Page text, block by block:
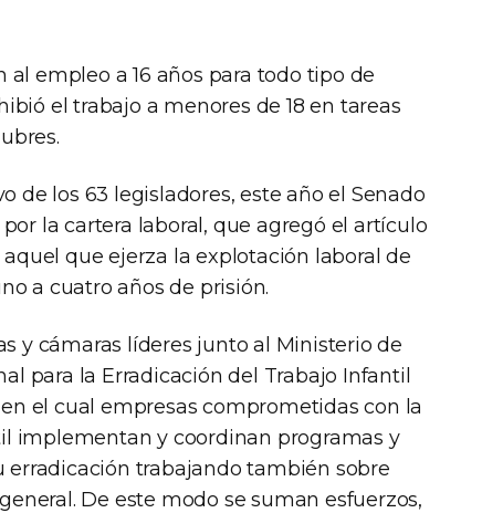
empleo a 16 años para todo tipo de
el trabajo a menores de 18 en tareas
de los 63 legisladores, este año el Senado
la cartera laboral, que agregó el artículo
que ejerza la explotación laboral de
a cuatro años de prisión.
y cámaras líderes junto al Ministerio de
para la Erradicación del Trabajo Infantil
el cual empresas comprometidas con la
implementan y coordinan programas y
erradicación trabajando también sobre
De este modo se suman esfuerzos,